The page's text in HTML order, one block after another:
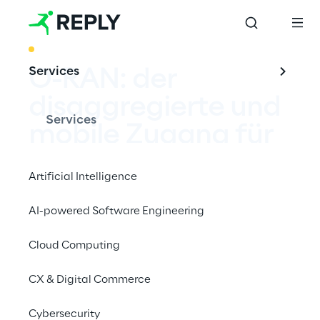
Services
Services
Artificial Intelligence
AI-powered Software Engineering
Cloud Computing
CX & Digital Commerce
Cybersecurity
O-RAN: der
disaggregierte und
Telekommunikation
Reply arbeitet innerhalb des innovativen O-
Generation von Mobilfunknetzen